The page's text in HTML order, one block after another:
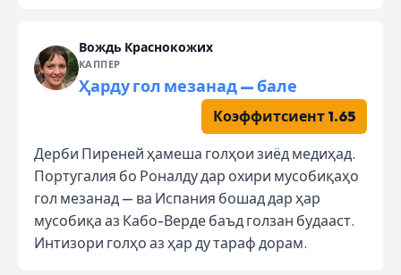
Вождь Краснокожих
КАППЕР
Ҳарду гол мезанад — бале
Коэффитсиент 1.65
Дерби Пиреней ҳамеша голҳои зиёд медиҳад.
Португалия бо Роналду дар охири мусобиқаҳо
гол мезанад — ва Испания бошад дар ҳар
мусобиқа аз Кабо-Верде баъд голзан будааст.
Интизори голҳо аз ҳар ду тараф дорам.